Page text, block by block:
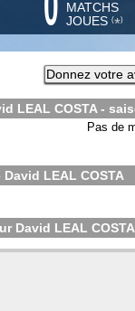
MATCHS
JOUES (*)
Donnez votre
LEAL COSTA -
Pas de
David LEAL COSTA
David LEAL COSTA